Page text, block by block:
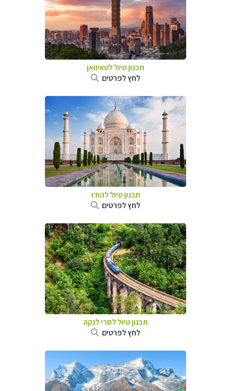
תכנון טיוללטאיוואן
לחץ לפרטים
תכנון טיוללהודו
לחץ לפרטים
תכנון טיוללסרי לנקה
לחץ לפרטים